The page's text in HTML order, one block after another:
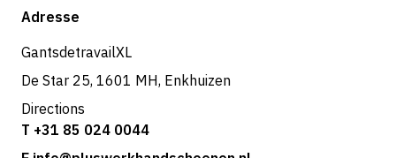
Retours et service
Boutique
Adresse
GantsdetravailXL
De Star 25, 1601 MH, Enkhuizen
Directions
T +31 85 024 0044